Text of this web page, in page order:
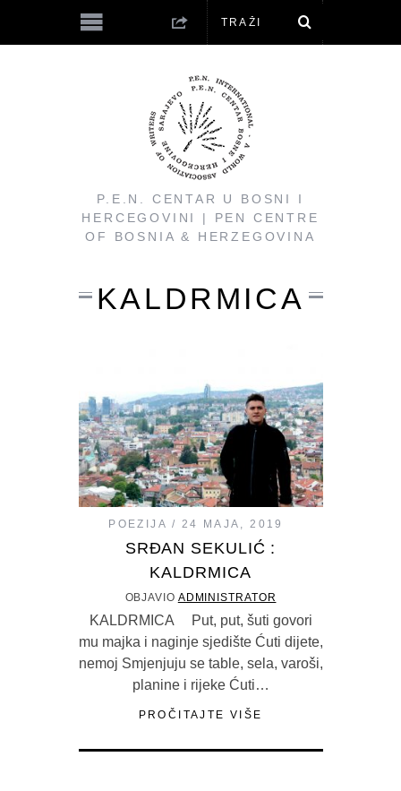
P.E.N. CENTAR U BOSNI I
HERCEGOVINI | PEN CENTRE
OF BOSNIA & HERZEGOVINA
KALDRMICA
POEZIJA 24 MAJA, 2019
SRĐAN SEKULIĆ :
KALDRMICA
OBJAVIO ADMINISTRATOR
KALDRMICA Put, put, šuti govori
mu majka i naginje sjedište Ćuti dijete,
nemoj Smjenjuju se table, sela, varoši,
planine i rijeke Ćuti…
PROČITAJTE VIŠE